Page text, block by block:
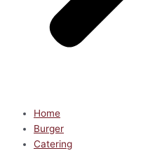
Home
Burger
Catering